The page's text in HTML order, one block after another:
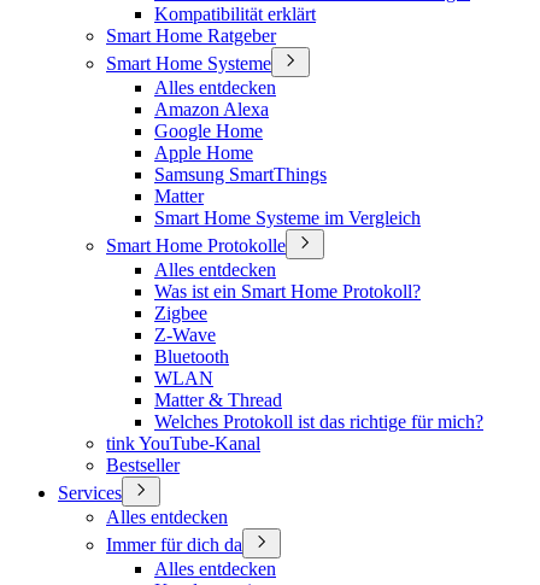
Kompatibilität erklärt
Smart Home Ratgeber
Smart Home Systeme
Alles entdecken
Amazon Alexa
Google Home
Apple Home
Samsung SmartThings
Matter
Smart Home Systeme im Vergleich
Smart Home Protokolle
Alles entdecken
Was ist ein Smart Home Protokoll?
Zigbee
Z-Wave
Bluetooth
WLAN
Matter & Thread
Welches Protokoll ist das richtige für mich?
tink YouTube-Kanal
Bestseller
Services
Alles entdecken
Immer für dich da
Alles entdecken